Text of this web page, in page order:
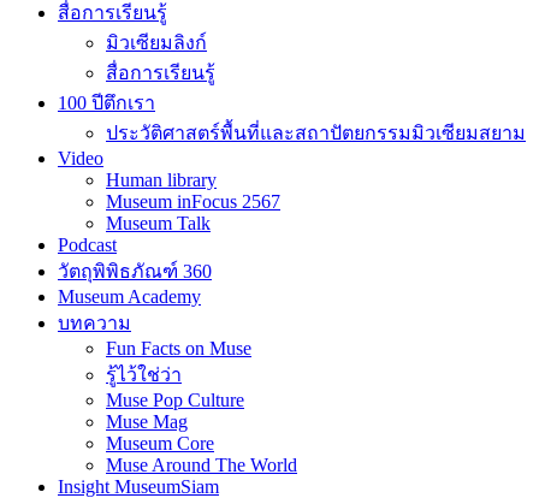
สื่อการเรียนรู้
มิวเซียมลิงก์
สื่อการเรียนรู้
100 ปีตึกเรา
ประวัติศาสตร์พื้นที่และสถาปัตยกรรมมิวเซียมสยาม
Video
Human library
Museum inFocus 2567
Museum Talk
Podcast
วัตถุพิพิธภัณฑ์ 360
Museum Academy
บทความ
Fun Facts on Muse
รู้ไว้ใช่ว่า
Muse Pop Culture
Muse Mag
Museum Core
Muse Around The World
Insight MuseumSiam